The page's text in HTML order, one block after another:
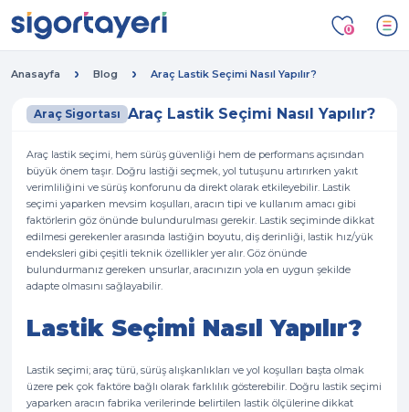
0
Anasayfa Blog Araç Lastik Seçimi Nasıl Yapılır?
Araç Sigortası Araç Lastik Seçimi Nasıl Yapılır?
Araç lastik seçimi, hem sürüş güvenliği hem de performans açısından
büyük önem taşır. Doğru lastiği seçmek, yol tutuşunu artırırken yakıt
verimliliğini ve sürüş konforunu da direkt olarak etkileyebilir. Lastik
seçimi yaparken mevsim koşulları, aracın tipi ve kullanım amacı gibi
faktörlerin göz önünde bulundurulması gerekir. Lastik seçiminde dikkat
edilmesi gerekenler arasında lastiğin boyutu, diş derinliği, lastik hız/yük
endeksleri gibi çeşitli teknik özellikler yer alır. Göz önünde
bulundurmanız gereken unsurlar, aracınızın yola en uygun şekilde
adapte olmasını sağlayabilir.
Lastik Seçimi Nasıl Yapılır?
Lastik seçimi; araç türü, sürüş alışkanlıkları ve yol koşulları başta olmak
üzere pek çok faktöre bağlı olarak farklılık gösterebilir. Doğru lastik seçimi
yaparken aracın fabrika verilerinde belirtilen lastik ölçülerine dikkat